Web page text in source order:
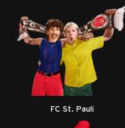
FC St. Pauli